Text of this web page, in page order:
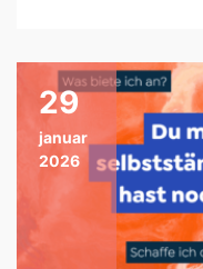
29
januar
2026